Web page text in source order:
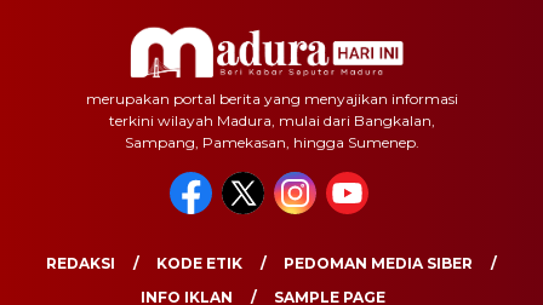
merupakan portal berita yang menyajikan informasi
terkini wilayah Madura, mulai dari Bangkalan,
Sampang, Pamekasan, hingga Sumenep.
REDAKSI KODE ETIK
PEDOMAN MEDIA SIBER
INFO IKLAN
SAMPLE PAGE